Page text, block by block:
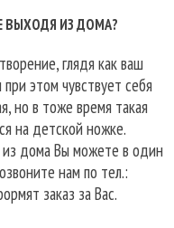
ВЫХОДЯ ИЗ ДОМА?
глядя как ваш
этом чувствует себя
но в тоже время такая
на детской ножке.
из дома Вы можете в один
нам по тел.:
заказ за Вас.